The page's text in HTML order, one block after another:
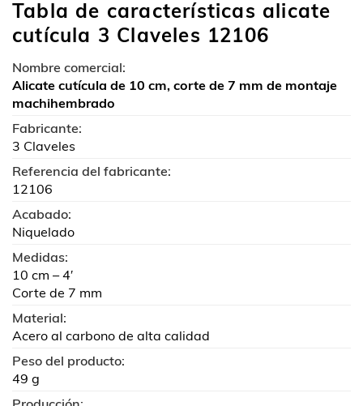
Tabla de características alicate
cutícula 3 Claveles 12106
Nombre comercial:
Alicate cutícula de 10 cm, corte de 7 mm de montaje
machihembrado
Fabricante:
3 Claveles
Referencia del fabricante:
12106
Acabado:
Niquelado
Medidas:
10 cm – 4′
Corte de 7 mm
Material:
Acero al carbono de alta calidad
Peso del producto:
49 g